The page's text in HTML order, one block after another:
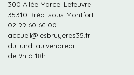
nature
pour
les
!
300 Allée Marcel Lefeuvre
35310 Bréal-sous-Montfort
02 99 60 60 00
accueil@lesbruyeres35.fr
du lundi au vendredi
de 9h à 18h